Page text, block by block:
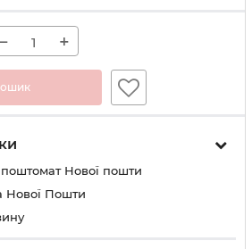
− +
Нової пошти
Нової Пошти